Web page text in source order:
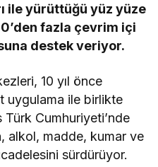
ile yürüttüğü yüz yüze
fazla çevrim içi
destek veriyor.
10 yıl önce
uygulama ile birlikte
Türk Cumhuriyeti’nde
alkol, madde, kumar ve
sürdürüyor.